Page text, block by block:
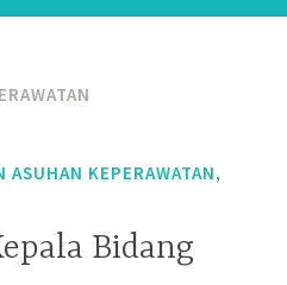
KEPERAWATAN,
Bidang